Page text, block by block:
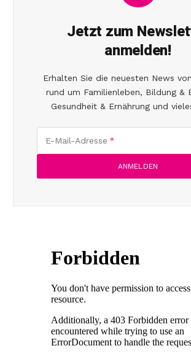
Jetzt zum
anmelden!
Erhalten Sie die neuesten News
rund um Familienleben, Bildung &
Gesundheit & Ernährung und
E-Mail-Adresse